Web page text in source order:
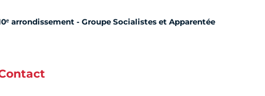
arrondissement - Groupe Socialistes et Apparentée